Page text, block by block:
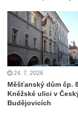
Dům čp. 211 v
Boru
Dům čp. 206 v
Boru
Dům čp. 139 ve
Dům čp. 132 ve
Boru
Dům čp. 129 ve
24. 7. 2026
Měšťanský dům čp.
Kněžské ulici v
Budějovicích